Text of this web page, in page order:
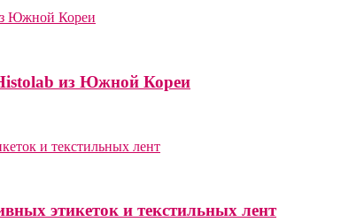
из Южной Кореи
этикеток и текстильных лент